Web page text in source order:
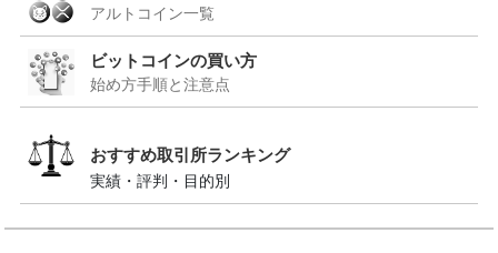
アルトコイン一覧
ビットコインの買い方
始め方手順と注意点
おすすめ取引所ランキング
実績・評判・目的別